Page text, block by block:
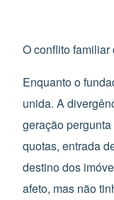
O conflito
Enquanto o
unida. A
geração
quotas, entrada
destino dos
afeto, mas não